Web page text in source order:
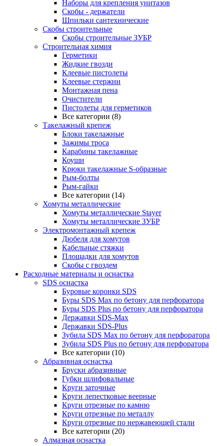
Наборы для крепления унитазов
Скобы - держатели
Шпильки сантехнические
Скобы строительные
Скобы строительные ЗУБР
Строительная химия
Герметики
Жидкие гвозди
Клеевые пистолеты
Клеевые стержни
Монтажная пена
Очистители
Пистолеты для герметиков
Все категории (8)
Такелажный крепеж
Блоки такелажные
Зажимы троса
Карабины такелажные
Коуши
Крюки такелажные S-образные
Рым-болты
Рым-гайки
Все категории (14)
Хомуты металлические
Хомуты металлические Stayer
Хомуты металлические ЗУБР
Электромонтажный крепеж
Дюбеля для хомутов
Кабельные стяжки
Площадки для хомутов
Скобы с гвоздем
Расходные материалы и оснастка
SDS оснастка
Буровые коронки SDS
Буры SDS Max по бетону для перфоратора
Буры SDS Plus по бетону для перфоратора
Державки SDS-Max
Державки SDS-Plus
Зубила SDS Mах по бетону для перфоратора
Зубила SDS Plus по бетону для перфоратора
Все категории (10)
Абразивная оснастка
Бруски абразивные
Губки шлифовальные
Круги заточные
Круги лепестковые веерные
Круги отрезные по камню
Круги отрезные по металлу
Круги отрезные по нержавеющей стали
Все категории (20)
Алмазная оснастка